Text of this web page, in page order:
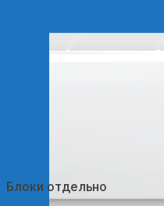
Блоки отдельно